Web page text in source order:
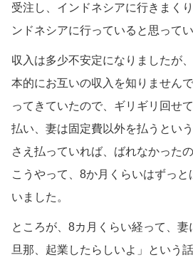
受注し、インドネシアに行きまく
ンドネシアに行っていると思ってい
収入は多少不安定になりましたが
本的にお互いの収入を知りません
ってきていたので、ギリギリ回せ
払い、妻は固定費以外を払うとい
さえ払っていれば、ばれなかったの
こうやって、8か月くらいはずっと
いました。
ところが、8カ月くらい経って、
旦那、起業したらしいよ」という